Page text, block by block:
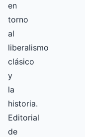
en
torno
al
liberalismo
clásico
y
la
historia.
Editorial
de